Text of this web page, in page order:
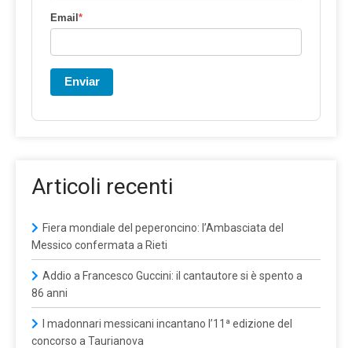
Email*
Enviar
Articoli recenti
Fiera mondiale del peperoncino: l’Ambasciata del
Messico confermata a Rieti
Addio a Francesco Guccini: il cantautore si è spento a
86 anni
I madonnari messicani incantano l’11ª edizione del
concorso a Taurianova